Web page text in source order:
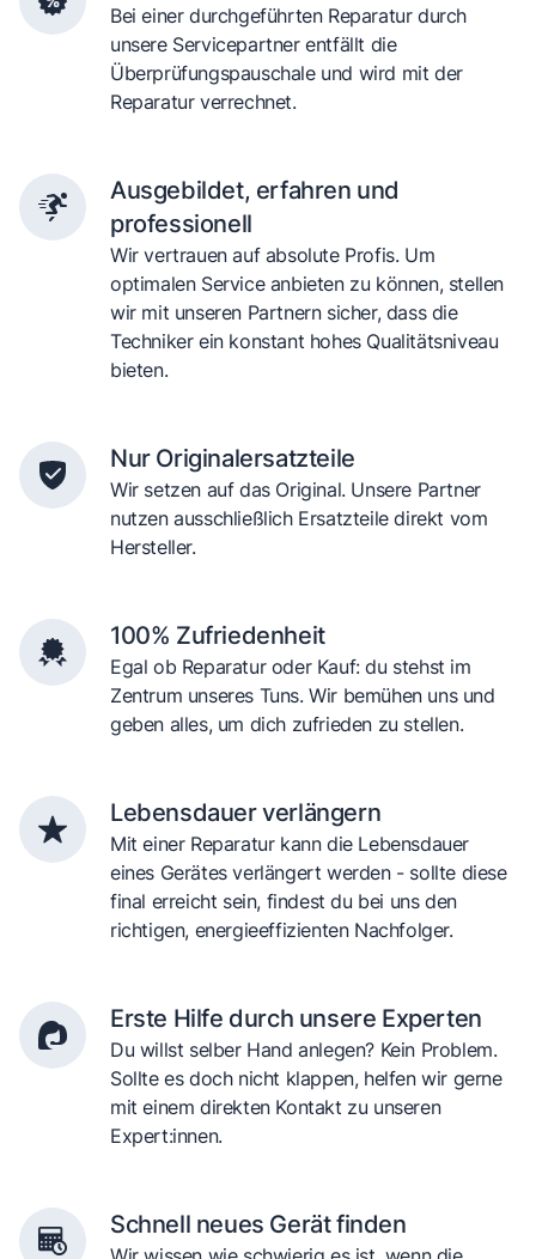
Bei einer durchgeführten Reparatur durch
unsere Servicepartner entfällt die
Überprüfungspauschale und wird mit der
Reparatur verrechnet.
Ausgebildet, erfahren und
professionell
Wir vertrauen auf absolute Profis. Um
optimalen Service anbieten zu können, stellen
wir mit unseren Partnern sicher, dass die
Techniker ein konstant hohes Qualitätsniveau
bieten.
Nur Originalersatzteile
Wir setzen auf das Original. Unsere Partner
nutzen ausschließlich Ersatzteile direkt vom
Hersteller.
100% Zufriedenheit
Egal ob Reparatur oder Kauf: du stehst im
Zentrum unseres Tuns. Wir bemühen uns und
geben alles, um dich zufrieden zu stellen.
Lebensdauer verlängern
Mit einer Reparatur kann die Lebensdauer
eines Gerätes verlängert werden - sollte diese
final erreicht sein, findest du bei uns den
richtigen, energieeffizienten Nachfolger.
Erste Hilfe durch unsere Experten
Du willst selber Hand anlegen? Kein Problem.
Sollte es doch nicht klappen, helfen wir gerne
mit einem direkten Kontakt zu unseren
Expert:innen.
Schnell neues Gerät finden